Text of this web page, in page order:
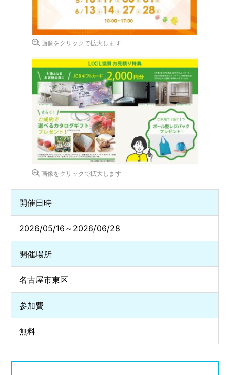
画像をクリックで拡大します
画像をクリックで拡大します
開催日時
2026/05/16～2026/06/28
開催場所
名古屋市東区
参加費
無料